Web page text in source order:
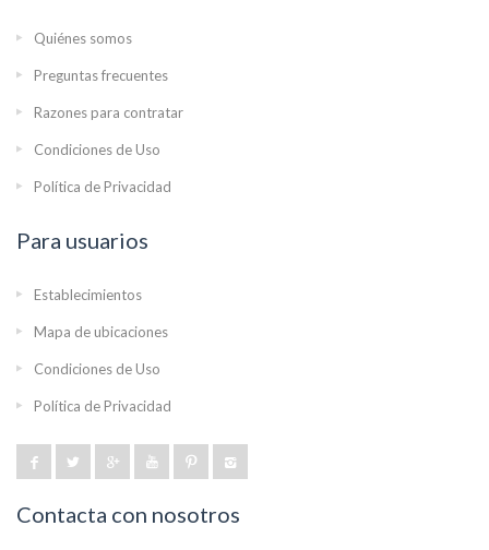
Quiénes somos
Preguntas frecuentes
Razones para contratar
Condiciones de Uso
Política de Privacidad
Para usuarios
Establecimientos
Mapa de ubicaciones
Condiciones de Uso
Política de Privacidad
Contacta con nosotros